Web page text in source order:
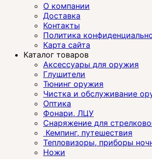
О компании
Доставка
Контакты
Политика
Карта сайта
Каталог товаров
Аксессуары для оружия
Глушители
Тюнинг оружия
Чистка и обслуживание
Оптика
Фонари, ЛЦУ
Снаряжение для
Кемпинг, путешествия
Тепловизоры, приборы
Ножи